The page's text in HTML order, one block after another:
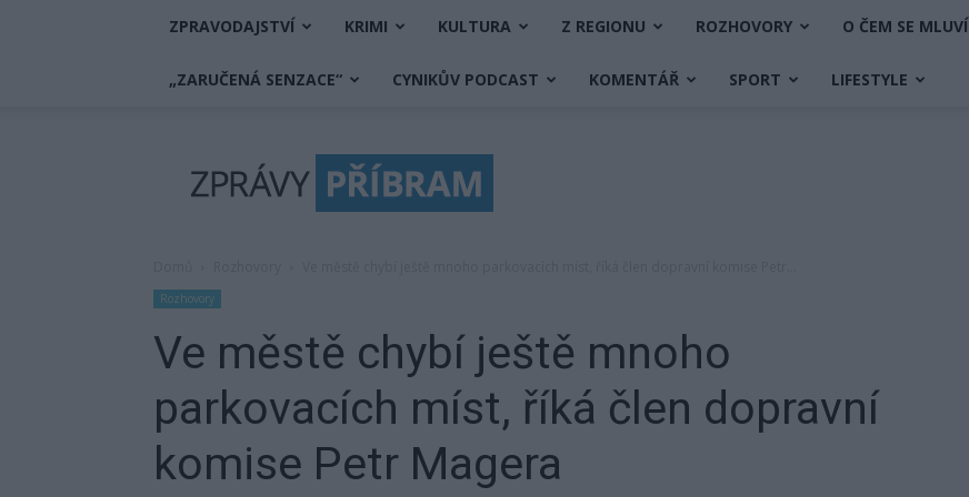
ZPRAVODAJSTVÍ KRIMI KULTURA Z REGIONU ROZHOVORY O ČEM SE MLUVÍ
„ZARUČENÁ SENZACE“ CYNIKŮV PODCAST KOMENTÁŘ SPORT LIFESTYLE
Příbram
Rozhovory
Ve městě chybí ještě mnoho
parkovacích míst, říká člen dopravní
komise Petr Magera